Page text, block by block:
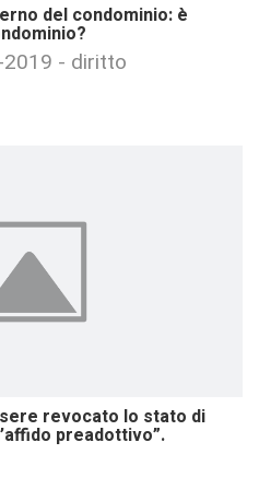
del condominio: è
2019 - diritto
revocato lo stato di
preadottivo”.